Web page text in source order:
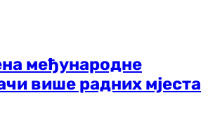
међународне
више радних мјеста